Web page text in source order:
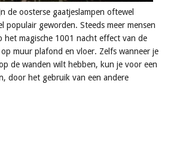
de oosterse gaatjeslampen oftewel
populair geworden. Steeds meer mensen
het magische 1001 nacht effect van de
muur plafond en vloer. Zelfs wanneer je
de wanden wilt hebben, kun je voor een
door het gebruik van een andere